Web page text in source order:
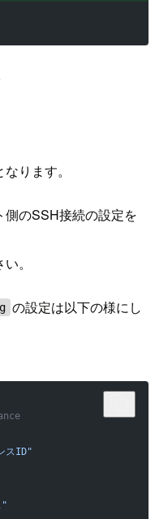
ります。
側のSSH接続の設定を
。
の設定は以下の様にし
スID"
"